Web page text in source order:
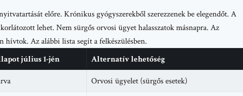
előre. Krónikus gyógyszerekből szerezzenek be elegendőt. A
lehet. Nem sürgős orvosi ügyet halasszatok másnapra. Az
hívtok. Az alábbi lista segít a felkészülésben.
július 1-jén Alternatív lehetőség
Orvosi ügyelet (sürgős esetek)